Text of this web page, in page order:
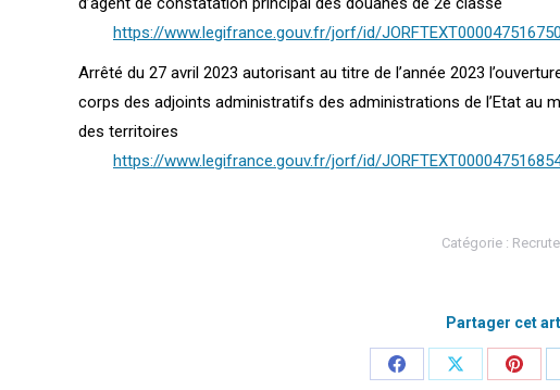
https://www.legifrance.gouv.fr/jorf/id/JORFTEXT000047516750
Arrêté du 27 avril 2023 autorisant au titre de l’année 2023
corps des adjoints administratifs des administrations de l’Etat au
des territoires
https://www.legifrance.gouv.fr/jorf/id/
Catégorie :
Partager cet
PartagerPartager